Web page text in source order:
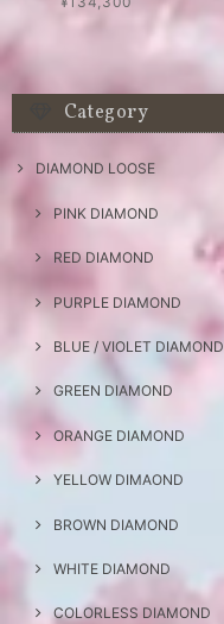
Category
DIAMOND LOOSE
PINK DIAMOND
RED DIAMOND
PURPLE DIAMOND
BLUE / VIOLET DIAMOND
GREEN DIAMOND
ORANGE DIAMOND
YELLOW DIMAOND
BROWN DIAMOND
WHITE DIAMOND
COLORLESS DIAMOND